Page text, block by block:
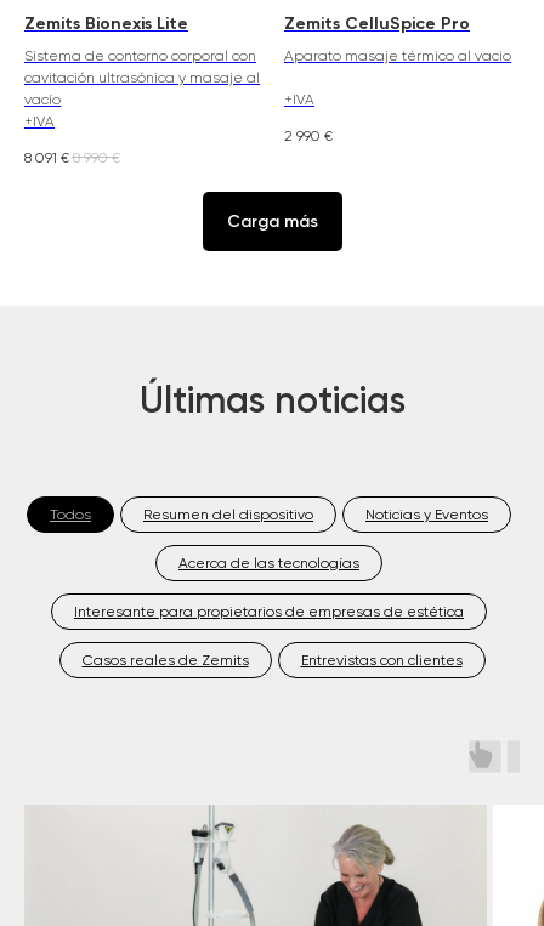
Zemits Bionexis Lite
Sistema de contorno corporal con
cavitación ultrasónica y masaje al
vacío
+IVA
8 091 € 8 990 €
Zemits CelluSpice Pro
Aparato masaje térmico al vacio
+IVA
2 990 €
Carga más
Últimas noticias
Todos Resumen del dispositivo Noticias y Eventos
Acerca de las tecnologías
Interesante para propietarios de empresas de estética
Casos reales de Zemits Entrevistas con clientes